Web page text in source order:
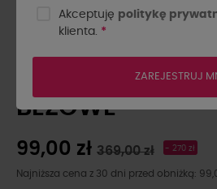
BALONY BY O LA
BEŻOWE
99,00 zł 369,00 zł - 270 zł
Najniższa cena z 30 dni przed obniżką:
Akceptuję politykę
klienta. *
ZAREJESTRUJ